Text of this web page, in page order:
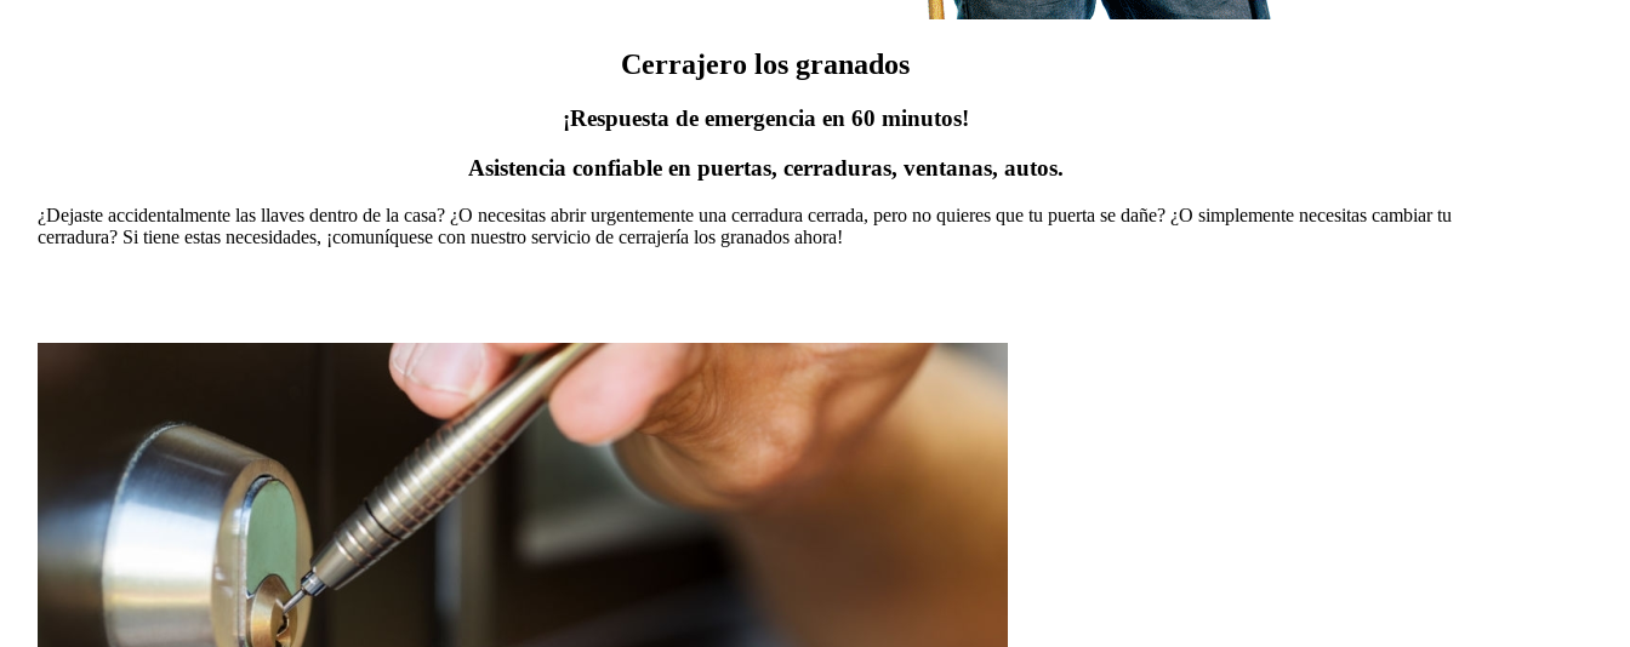
Cerrajero los granados
¡Respuesta de emergencia en 60 minutos!
Asistencia confiable en puertas, cerraduras, ventanas, autos.
¿Dejaste accidentalmente las llaves dentro de la casa? ¿O necesitas abrir urgentemente una cerradura cerrada, pero no quieres que tu puerta se dañe? ¿O simplemente necesitas cambiar tu
cerradura? Si tiene estas necesidades, ¡comuníquese con nuestro servicio de cerrajería los granados ahora!